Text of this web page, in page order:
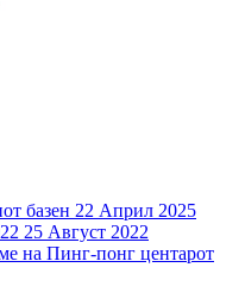
базен 22 Април 2025
25 Август 2022
на Пинг-понг центарот